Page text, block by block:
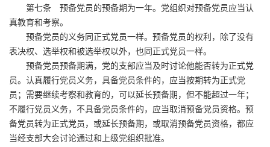
第七条 预备党员的预备期为一年。党组织对预备党员应当认
真教育和考察。
预备党员的义务同正式党员一样。预备党员的权利，除了没有
表决权、选举权和被选举权以外，也同正式党员一样。
预备党员预备期满，党的支部应当及时讨论他能否转为正式党
员。认真履行党员义务，具备党员条件的，应当按期转为正式党
员；需要继续考察和教育的，可以延长预备期，但不能超过一年；
不履行党员义务，不具备党员条件的，应当取消预备党员资格。预
备党员转为正式党员，或延长预备期，或取消预备党员资格，都应
当经支部大会讨论通过和上级党组织批准。